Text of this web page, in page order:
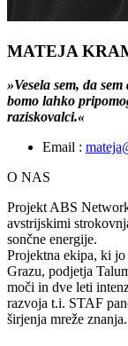
MATEJA
»Vesela sem, da
bomo lahko
raziskovalci.«
Email :
O NAS
Projekt ABS
avstrijskimi
sončne energije.
Projektna ekipa, ki
Grazu, podjetja
moči in dve leti
razvoja t.i. STAF
širjenja mreže znanja.